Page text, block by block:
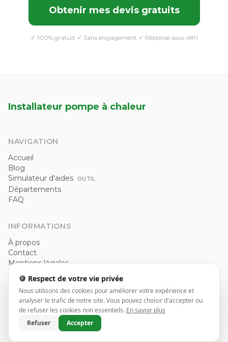
Obtenir mes devis gratuits
✓ 100% gratuit ✓ Sans engagement ✓ Réponse sous 48h
Installateur pompe à chaleur
NAVIGATION
Accueil
Blog
Simulateur d'aides
OUTIL
Départements
FAQ
INFORMATIONS
À propos
Contact
Mentions légales
CGU
© 2026 Installateur pompe à chaleur. Tous droits réservés.
🍪 Respect de votre vie privée
Nous utilisons des cookies pour améliorer votre expérience et
analyser le trafic de notre site. Vous pouvez choisir d'accepter ou
de refuser les cookies non essentiels. En savoir plus
Refuser
Accepter